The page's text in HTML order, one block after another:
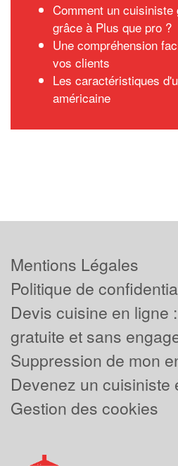
Comment un
grâce à Plus que pro ?
Une compréhension
vos clients
Les caractéristiques
américaine
Mentions Légales
Politique de
Devis cuisine en ligne
gratuite et sans
Suppression de mon
Devenez un cuisiniste
Gestion des cookies